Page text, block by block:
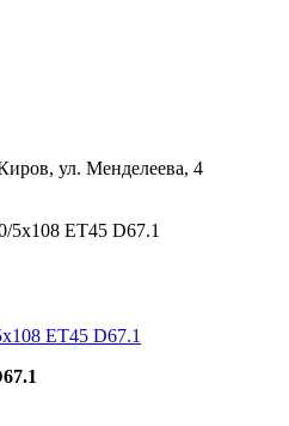
ул. Менделеева, 4
ET45 D67.1